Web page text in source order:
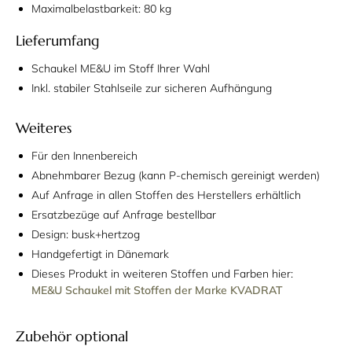
Maximalbelastbarkeit: 80 kg
Lieferumfang
Schaukel ME&U im Stoff Ihrer Wahl
Inkl. stabiler Stahlseile zur sicheren Aufhängung
Weiteres
Für den Innenbereich
Abnehmbarer Bezug (kann P-chemisch gereinigt werden)
Auf Anfrage in allen Stoffen des Herstellers erhältlich
Ersatzbezüge auf Anfrage bestellbar
Design: busk+hertzog
Handgefertigt in Dänemark
Dieses Produkt in weiteren Stoffen und Farben hier:
ME&U Schaukel mit Stoffen der Marke KVADRAT
Zubehör optional